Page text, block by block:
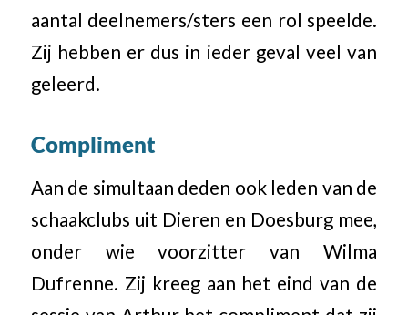
aantal deelnemers/sters een rol speelde.
Zij hebben er dus in ieder geval veel van
geleerd.
Compliment
Aan de simultaan deden ook leden van de
schaakclubs uit Dieren en Doesburg mee,
onder wie voorzitter van Wilma
Dufrenne. Zij kreeg aan het eind van de